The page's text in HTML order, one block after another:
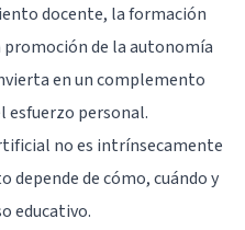
docente, la formación
de la autonomía
en un complemento
esfuerzo personal.
no es intrínsecamente
depende de cómo, cuándo y
educativo.